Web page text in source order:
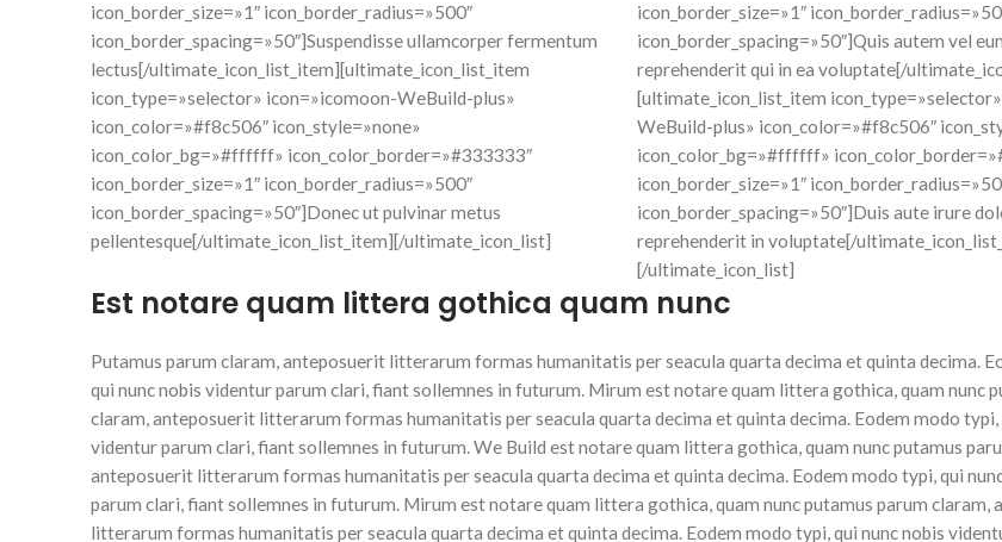
icon_border_size=»1″ icon_border_radius=»500″
icon_border_spacing=»50″]Suspendisse ullamcorper fermentum
lectus[/ultimate_icon_list_item][ultimate_icon_list_item
icon_type=»selector» icon=»icomoon-WeBuild-plus»
icon_color=»#f8c506″ icon_style=»none»
icon_color_bg=»#ffffff» icon_color_border=»#333333″
icon_border_size=»1″ icon_border_radius=»500″
icon_border_spacing=»50″]Donec ut pulvinar metus
pellentesque[/ultimate_icon_list_item][/ultimate_icon_list]
icon_border_size=»1″
icon_border_spacing=»50″]Quis autem vel
reprehenderit qui in ea voluptate[/
[ultimate_icon_list_item
WeBuild-plus» icon_color=»#f8c506″
icon_color_bg=»#ffffff»
icon_border_size=»1″
icon_border_spacing=»50″]Duis aute irure
reprehenderit in voluptate[/
[/ultimate_icon_list]
Est notare quam littera gothica quam nunc
Putamus parum claram, anteposuerit litterarum formas humanitatis per seacula quarta decima et quinta decima.
qui nunc nobis videntur parum clari, fiant sollemnes in futurum. Mirum est notare quam littera gothica, quam nunc
claram, anteposuerit litterarum formas humanitatis per seacula quarta decima et quinta decima. Eodem modo typi,
videntur parum clari, fiant sollemnes in futurum. We Build est notare quam littera gothica, quam nunc putamus
anteposuerit litterarum formas humanitatis per seacula quarta decima et quinta decima. Eodem modo typi, qui
parum clari, fiant sollemnes in futurum. Mirum est notare quam littera gothica, quam nunc putamus parum claram,
litterarum formas humanitatis per seacula quarta decima et quinta decima. Eodem modo typi, qui nunc nobis